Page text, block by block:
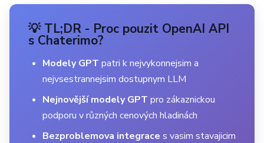
💡 TL;DR - Proc pouzit OpenAI API
s Chaterimo?
Modely GPT patri k nejvykonnejsim a
nejvsestrannejsim dostupnym LLM
Nejnovější modely GPT pro zákaznickou
podporu v různých cenových hladinách
Bezproblemova integrace s vasim stavajicim